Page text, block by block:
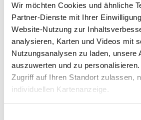
Wir möchten Cookies und ähnliche
Partner-Dienste mit Ihrer
Website-Nutzung zur
analysieren, Karten und Videos mit
Nutzungsanalysen zu laden, unsere
auszuwerten und zu
Zugriff auf Ihren Standort zulassen,
individuellen Kartenanzeige.
Ich bin persönlich ein
von gut gemachten
Weihnachtsplätzchen. Vor
ich es dabei, Neues
Deshalb freut es mich
dass der IB dieses
erstellt und nun
Vielfalt ist bei uns kein